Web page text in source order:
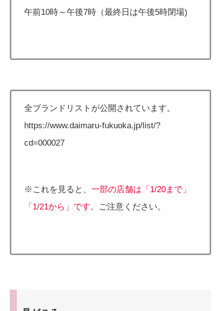
午前10時～午後7時（最終日は午後5時閉場)
全ブランドリストが公開されています。
https://www.daimaru-fukuoka.jp/list/?
cd=000027
※これを見ると、 一部の店舗は「1/20まで」
「1/21から」です。
ご注意ください。